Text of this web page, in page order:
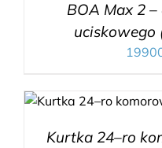
BOA Max 2
uciskowego
Kurtka 24–ro